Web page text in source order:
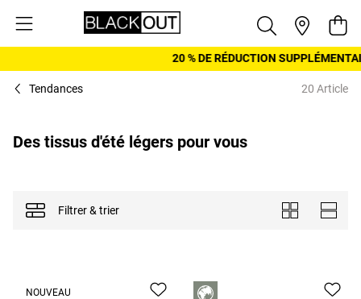
20 % DE RÉDUCTION
Tendances 20 Article
Des tissus d'été légers pour vous
Filtrer & trier
Afficher en
CarreauxListe
NOUVEAU